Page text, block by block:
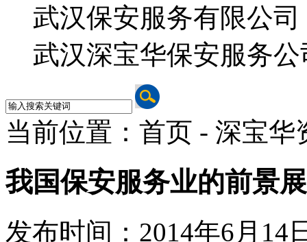
武汉保安服务有限公司
武汉深宝华保安服务公
当前位置：首页 - 深宝
我国保安服务业的前景
发布时间：2014年6月14